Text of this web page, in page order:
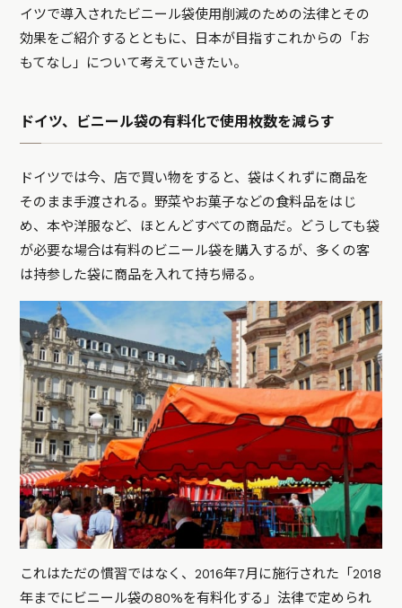
イツで導入されたビニール袋使用削減のための法律とその
効果をご紹介するとともに、日本が目指すこれからの「お
もてなし」について考えていきたい。
ドイツ、ビニール袋の有料化で使用枚数を減らす
ドイツでは今、店で買い物をすると、袋はくれずに商品を
そのまま手渡される。野菜やお菓子などの食料品をはじ
め、本や洋服など、ほとんどすべての商品だ。どうしても袋
が必要な場合は有料のビニール袋を購入するが、多くの客
は持参した袋に商品を入れて持ち帰る。
これはただの慣習ではなく、2016年7月に施行された「2018
年までにビニール袋の80%を有料化する」法律で定められ